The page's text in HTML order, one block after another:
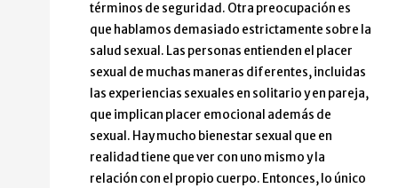
términos de seguridad. Otra preocupación es
que hablamos demasiado estrictamente sobre la
salud sexual. Las personas entienden el placer
sexual de muchas maneras diferentes, incluidas
las experiencias sexuales en solitario y en pareja,
que implican placer emocional además de
sexual. Hay mucho bienestar sexual que en
realidad tiene que ver con uno mismo y la
relación con el propio cuerpo. Entonces, lo único